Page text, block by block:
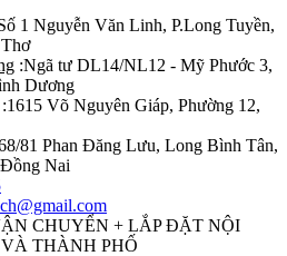
1 Nguyễn Văn Linh, P.Long Tuyền,
:Ngã tư DL14/NL12 - Mỹ Phước 3,
Dương
:1615 Võ Nguyên Giáp, Phường 12,
81 Phan Đăng Lưu, Long Bình Tân,
Nai
CHUYỂN + LẮP ĐẶT NỘI
THÀNH PHỐ